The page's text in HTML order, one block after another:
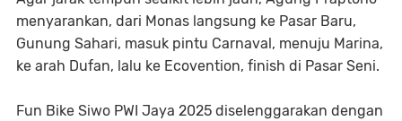
menyarankan, dari Monas langsung ke Pasar Baru,
Gunung Sahari, masuk pintu Carnaval, menuju Marina,
ke arah Dufan, lalu ke Ecovention, finish di Pasar Seni.
Fun Bike Siwo PWI Jaya 2025 diselenggarakan dengan